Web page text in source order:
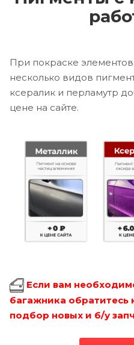
При покраске
несколько видов
ксералик и перламутр
цене на сайте.
Если вам
багажника обратитесь
подбор новых и б/у